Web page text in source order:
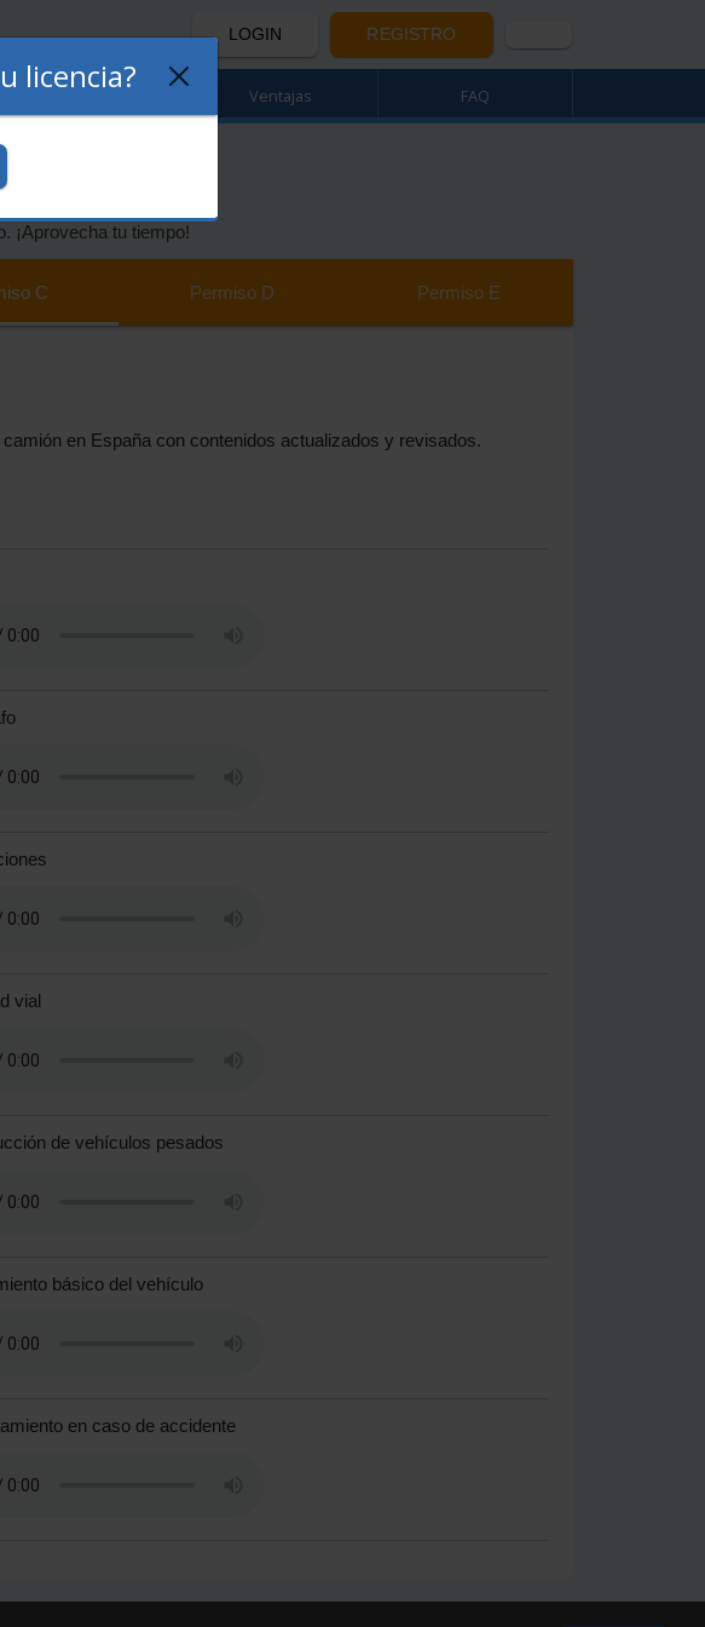
LOGIN REGISTRO
Ventajas FAQ
¡Aprovecha tu tiempo!
C Permiso D Permiso E
en España con contenidos actualizados y revisados.
vial
de vehículos pesados
básico del vehículo
en caso de accidente
licencia?